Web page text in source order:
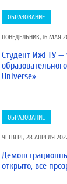
ОБРАЗОВАНИЕ
ПОНЕДЕЛЬНИК, 16 МАЯ
Студент ИжГТУ —
Universe»
ОБРАЗОВАНИЕ
ЧЕТВЕРГ, 28 АПРЕЛЯ
открыто, все